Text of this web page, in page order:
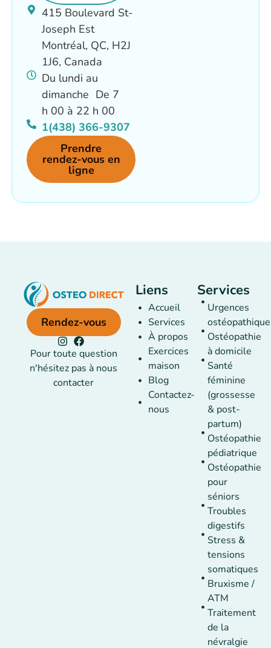
415 Boulevard St-
Joseph Est
Montréal, QC, H2J
1J6, Canada
Du lundi au
dimanche De 7
h 00 à 22 h 00
1(438) 366-9307
Prendre
rendez-vous en
ligne
Rendez-vous
Pour toute question
n'hésitez pas à nous
contacter
Liens
Accueil
Services
À propos
Exercices
maison
Blog
Contactez-
nous
Services
Urgences
Ostéopathie
à domicile
Santé
féminine
(grossesse
& post-
partum)
Ostéopathie
pédiatrique
Ostéopathie
pour
séniors
Troubles
digestifs
Stress &
tensions
somatiques
Bruxisme /
ATM
Traitement
de la
névralgie